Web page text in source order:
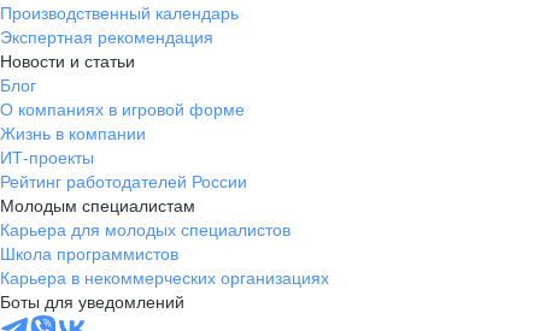
Производственный календарь
Экспертная рекомендация
Новости и статьи
Блог
О компаниях в игровой форме
Жизнь в компании
ИТ-проекты
Рейтинг работодателей России
Молодым специалистам
Карьера для молодых специалистов
Школа программистов
Карьера в некоммерческих организациях
Боты для уведомлений